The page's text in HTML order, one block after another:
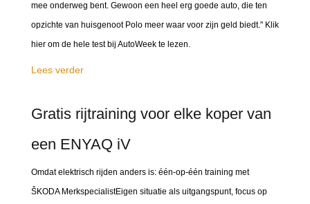
mee onderweg bent. Gewoon een heel erg goede auto, die ten
opzichte van huisgenoot Polo meer waar voor zijn geld biedt." Klik
hier om de hele test bij AutoWeek te lezen.
Lees verder
Gratis rijtraining voor elke koper van
een ENYAQ iV
Omdat elektrisch rijden anders is: één-op-één training met
ŠKODA MerkspecialistEigen situatie als uitgangspunt, focus op